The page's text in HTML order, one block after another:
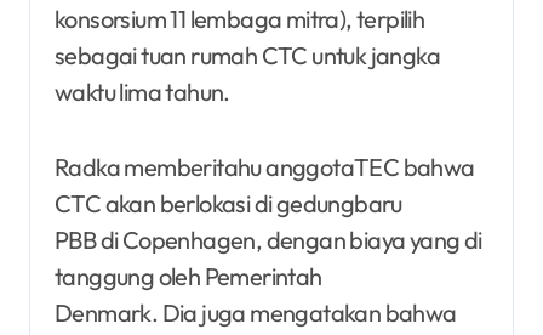
konsorsium 11 lembaga mitra), terpilih
sebagai tuan rumah CTC untuk jangka
waktu lima tahun.
Radka memberitahu anggotaTEC bahwa
CTC akan berlokasi di gedungbaru
PBB di Copenhagen, dengan biaya yang di
tanggung oleh Pemerintah
Denmark. Dia juga mengatakan bahwa